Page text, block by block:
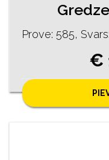
Prove: 585,
€